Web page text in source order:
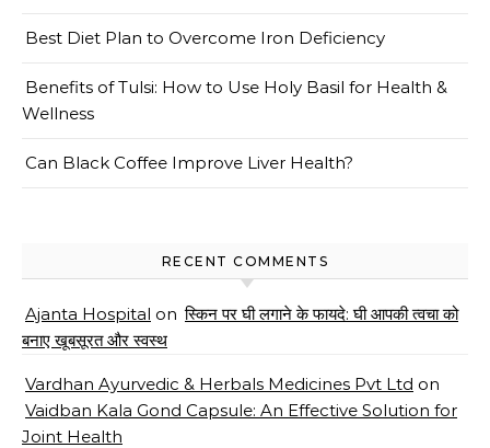
Best Diet Plan to Overcome Iron Deficiency
Benefits of Tulsi: How to Use Holy Basil for Health &
Wellness
Can Black Coffee Improve Liver Health?
RECENT COMMENTS
Ajanta Hospital on स्किन पर घी लगाने के फायदे: घी आपकी त्वचा को
बनाए खूबसूरत और स्वस्थ
Vardhan Ayurvedic & Herbals Medicines Pvt Ltd on
Vaidban Kala Gond Capsule: An Effective Solution for
Joint Health